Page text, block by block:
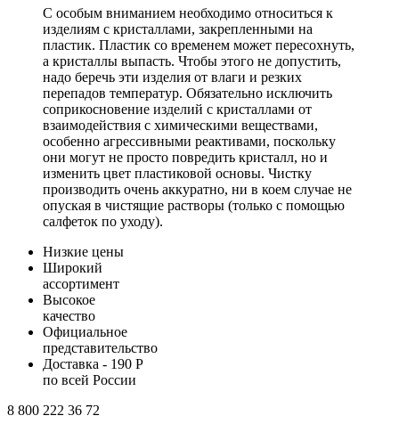
С особым вниманием необходимо относиться к
изделиям с кристаллами, закрепленными на
пластик. Пластик со временем может пересохнуть,
а кристаллы выпасть. Чтобы этого не допустить,
надо беречь эти изделия от влаги и резких
перепадов температур. Обязательно исключить
соприкосновение изделий с кристаллами от
взаимодействия с химическими веществами,
особенно агрессивными реактивами, поскольку
они могут не просто повредить кристалл, но и
изменить цвет пластиковой основы. Чистку
производить очень аккуратно, ни в коем случае не
опуская в чистящие растворы (только с помощью
салфеток по уходу).
Низкие цены
Широкий
ассортимент
Высокое
качество
Официальное
представительство
Доставка - 190 Р
по всей России
8 800 222 36 72